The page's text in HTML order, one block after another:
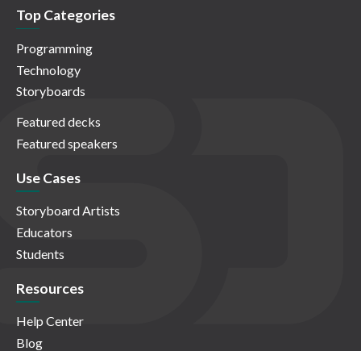
Top Categories
Programming
Technology
Storyboards
Featured decks
Featured speakers
Use Cases
Storyboard Artists
Educators
Students
Resources
Help Center
Blog